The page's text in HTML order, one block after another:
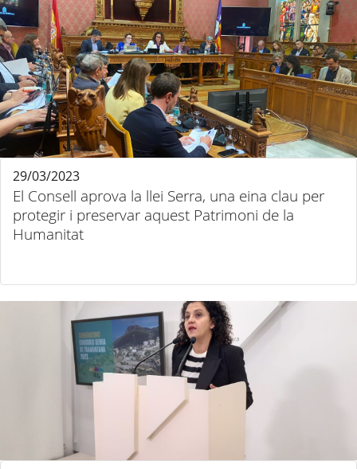
El Consell aprova la llei Serra, una eina clau per
protegir i preservar aquest Patrimoni de la
Humanitat
29/03/2023